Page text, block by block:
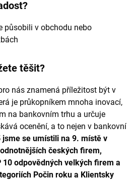
působili v obchodu nebo
těšit?
nás znamená příležitost být v
je průkopníkem mnoha inovací,
na bankovním trhu a určuje
ocenění, a to nejen v bankovní
jsme se umístili na 9. místě v
českých firem,
10 odpovědných velkých firem a
Počin roku a Klientsky